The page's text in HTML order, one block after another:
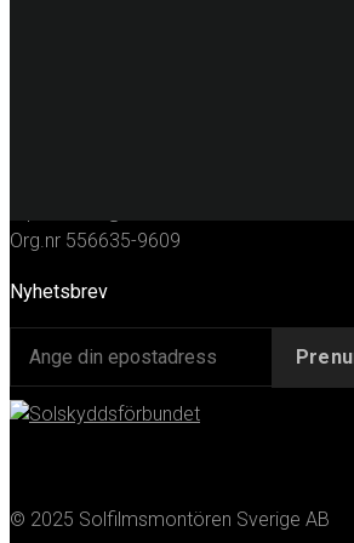
Org.nr 556635-9609
Nyhetsbrev
© 2025 Solfilmsmontören Sverige AB